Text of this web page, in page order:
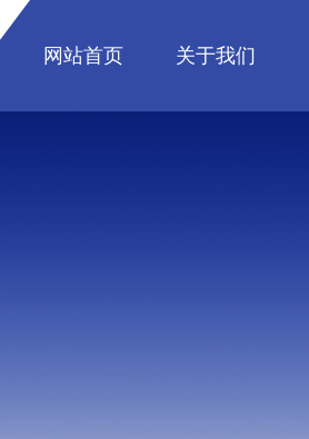
网站首页 关于我们